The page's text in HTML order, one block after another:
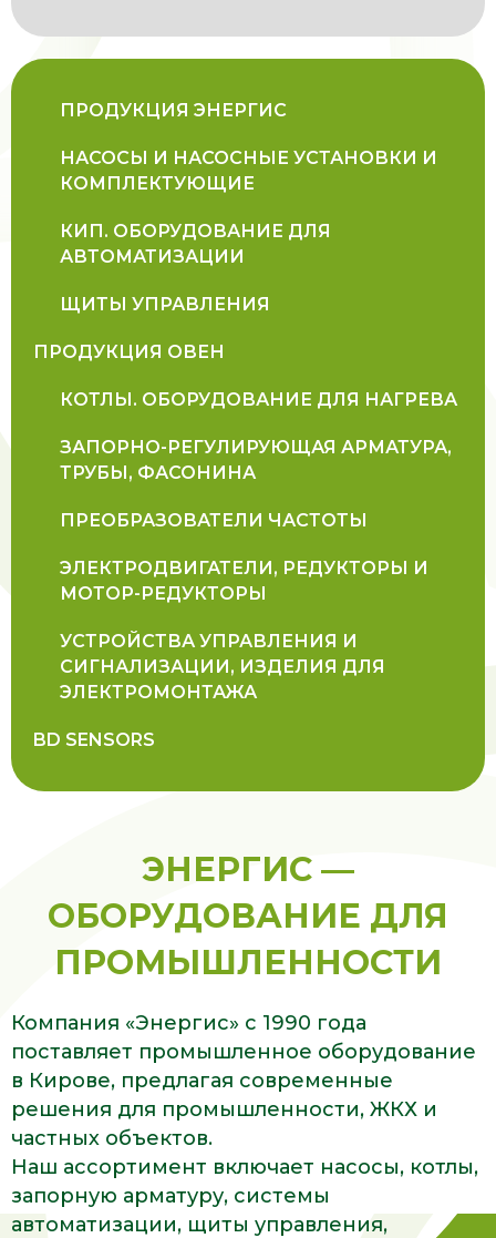
ПРОДУКЦИЯ ЭНЕРГИС
НАСОСЫ И НАСОСНЫЕ УСТАНОВКИ И
КОМПЛЕКТУЮЩИЕ
КИП. ОБОРУДОВАНИЕ ДЛЯ
АВТОМАТИЗАЦИИ
ЩИТЫ УПРАВЛЕНИЯ
ПРОДУКЦИЯ ОВЕН
КОТЛЫ. ОБОРУДОВАНИЕ ДЛЯ НАГРЕВА
ЗАПОРНО-РЕГУЛИРУЮЩАЯ АРМАТУРА,
ТРУБЫ, ФАСОНИНА
ПРЕОБРАЗОВАТЕЛИ ЧАСТОТЫ
ЭЛЕКТРОДВИГАТЕЛИ, РЕДУКТОРЫ И
МОТОР-РЕДУКТОРЫ
УСТРОЙСТВА УПРАВЛЕНИЯ И
СИГНАЛИЗАЦИИ, ИЗДЕЛИЯ ДЛЯ
ЭЛЕКТРОМОНТАЖА
BD SENSORS
ЭНЕРГИС —
ОБОРУДОВАНИЕ ДЛЯ
ПРОМЫШЛЕННОСТИ
Компания «Энергис» с 1990 года
поставляет промышленное оборудование
в Кирове, предлагая современные
решения для промышленности, ЖКХ и
частных объектов.
Наш ассортимент включает насосы, котлы,
запорную арматуру, системы
автоматизации, щиты управления,